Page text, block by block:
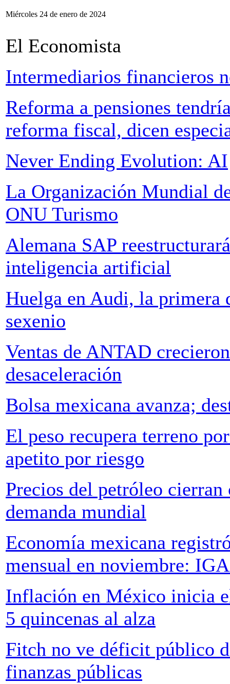
Miércoles 24 de enero de 2024
El Economista
Intermediarios financieros
Reforma a pensiones
reforma fiscal, dicen
Never Ending Evolution: AI
La Organización Mundial
ONU Turismo
Alemana SAP
inteligencia artificial
Huelga en Audi, la primera
sexenio
Ventas de ANTAD
desaceleración
Bolsa mexicana avanza;
El peso recupera terreno
apetito por riesgo
Precios del petróleo
demanda mundial
Economía mexicana
mensual en noviembre:
Inflación en México inicia
5 quincenas al alza
Fitch no ve déficit público
finanzas públicas